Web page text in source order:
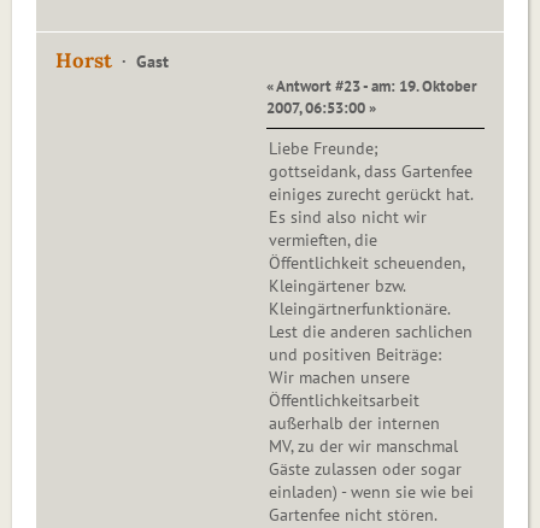
Horst Gast
« Antwort #23 - am: 19. Oktober
2007, 06:53:00 »
Liebe Freunde;
gottseidank, dass Gartenfee
einiges zurecht gerückt hat.
Es sind also nicht wir
vermieften, die
Öffentlichkeit scheuenden,
Kleingärtener bzw.
Kleingärtnerfunktionäre.
Lest die anderen sachlichen
und positiven Beiträge:
Wir machen unsere
Öffentlichkeitsarbeit
außerhalb der internen
MV, zu der wir manschmal
Gäste zulassen oder sogar
einladen) - wenn sie wie bei
Gartenfee nicht stören.